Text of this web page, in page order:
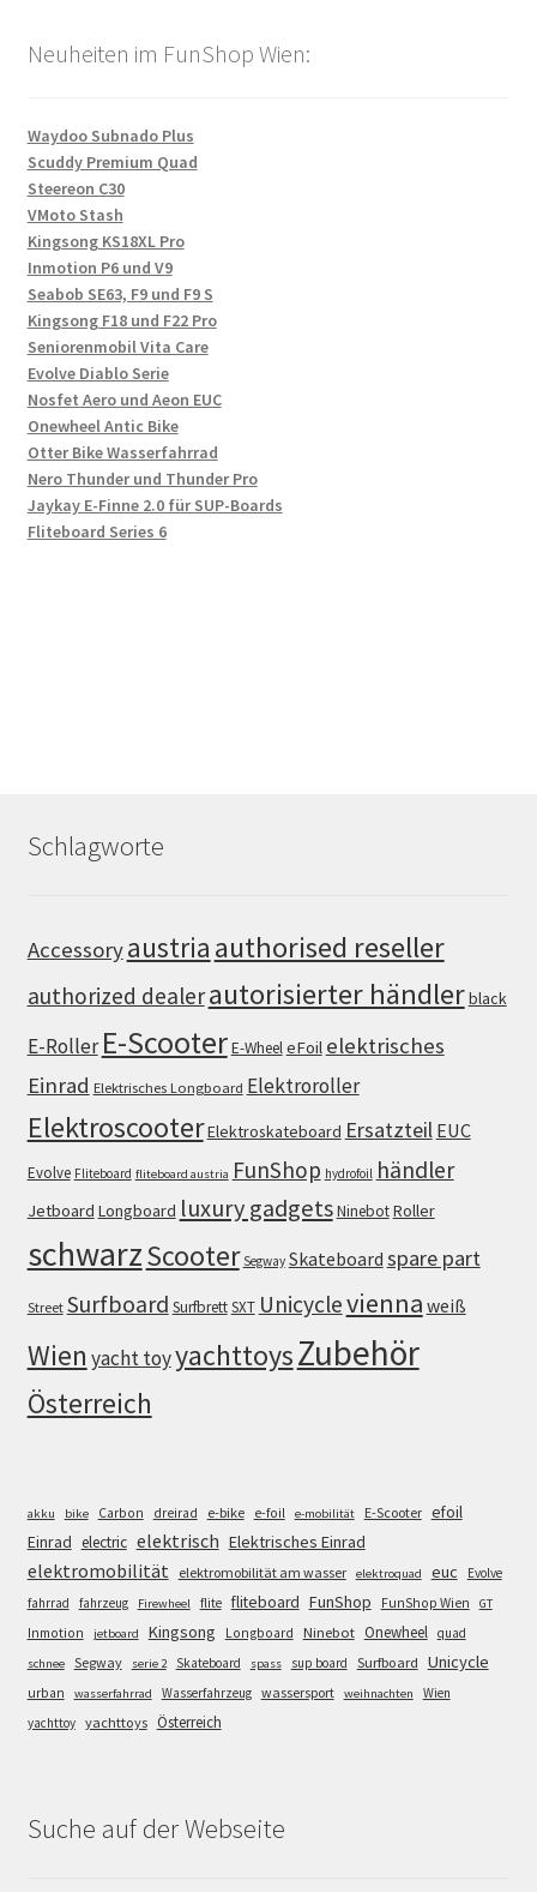
Neuheiten im FunShop Wien:
Waydoo Subnado Plus
Scuddy Premium Quad
Steereon C30
VMoto Stash
Kingsong KS18XL Pro
Inmotion P6 und V9
Seabob SE63, F9 und F9 S
Kingsong F18 und F22 Pro
Seniorenmobil Vita Care
Evolve Diablo Serie
Nosfet Aero und Aeon EUC
Onewheel Antic Bike
Otter Bike Wasserfahrrad
Nero Thunder und Thunder Pro
Jaykay E-Finne 2.0 für SUP-Boards
Fliteboard Series 6
Schlagworte
Accessoryaustria authorised reseller
authorized dealerautorisierter händlerblack
E-Roller E-ScooterE-WheeleFoil elektrisches
Einrad Elektrisches Longboard Elektroroller
ElektroscooterElektroskateboard Ersatzteil EUC
Evolve Fliteboard fliteboard austria FunShop hydrofoil händler
Jetboard Longboard luxury gadgetsNinebotRoller
schwarzScooter Segway Skateboard spare part
Street Surfboard SurfbrettSXT Unicyclevienna weiß
Wien yacht toyyachttoysZubehör
Österreich
akku bike Carbon dreirad e-bike e-foil e-mobilität E-Scooter efoil
Einrad electric elektrisch Elektrisches Einrad
elektromobilität elektromobilität am wasser elektroquad euc
Evolve
fahrrad
fahrzeug Firewheel flite fliteboard FunShop FunShop Wien GT
Inmotion jetboard Kingsong Longboard Ninebot Onewheel quad
schnee Segway serie 2 Skateboard spass sup board Surfboard Unicycle
urban wasserfahrrad Wasserfahrzeug wassersport weihnachten
Wien
yachttoy yachttoys Österreich
Suche auf der Webseite